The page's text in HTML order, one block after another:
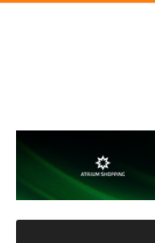
Real